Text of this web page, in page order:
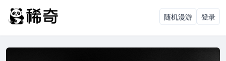
随机漫游 登录